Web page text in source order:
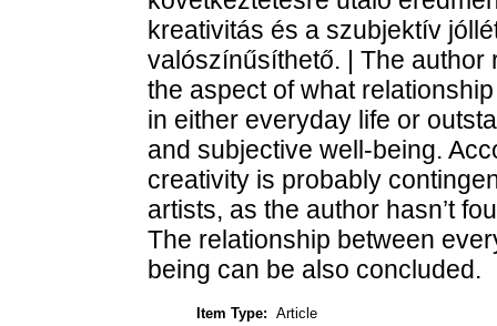
kreativitás és a szubjektív
valószínűsíthető. | The author
the aspect of what
in either everyday life or
and subjective well-being.
creativity is probably
artists, as the author hasn’t
The relationship between
being can be also concluded.
Item Type: Article